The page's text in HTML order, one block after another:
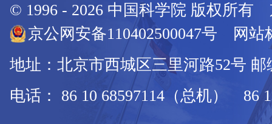
© 1996 - 2026 中国科学院 版权所有
京公网安备110402500047号 网站
地址：北京市西城区三里河路52号 邮
电话： 86 10 68597114（总机） 86